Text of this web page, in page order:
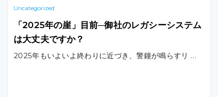
Uncategorized
「2025年の崖」目前─御社のレガシーシステム
は大丈夫ですか？
2025年もいよいよ終わりに近づき、警鐘が鳴らすリ …